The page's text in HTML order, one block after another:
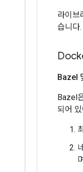
라이브
습니다.
Bazel
Bazel
되어
며